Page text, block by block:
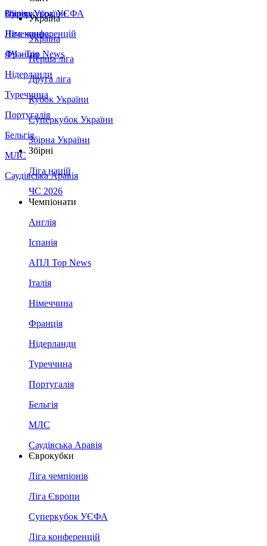
Збірна України
Італія
Німеччина
Франція
Нідерланди
Туреччина
Португалія
Бельгія
МЛС
Саудівська Аравія
Суперкубок УЄФА
Ліга конференцій
ЛЧ - Top News
Україна
Україна
Перша ліга
Друга ліга
Кубок України
Суперкубок України
Збірна України
Збірні
Ліга націй
ЧС 2026
Чемпіонати
Англія
Іспанія
АПЛ Top News
Італія
Німеччина
Франція
Нідерланди
Туреччина
Португалія
Бельгія
МЛС
Саудівська Аравія
Єврокубки
Ліга чемпіонів
Ліга Європи
Суперкубок УЄФА
Ліга конференцій